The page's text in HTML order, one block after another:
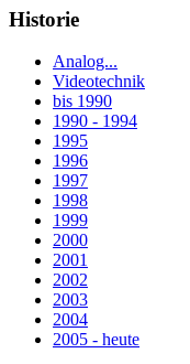
Historie
Analog...
Videotechnik
bis 1990
1990 - 1994
1995
1996
1997
1998
1999
2000
2001
2002
2003
2004
2005 - heute